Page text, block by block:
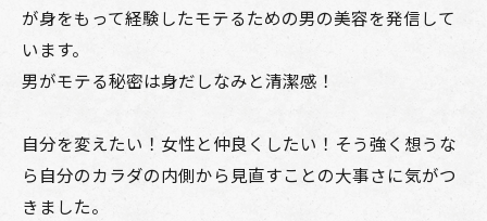
が身をもって経験したモテるための男の美容を発信して
います。
男がモテる秘密は身だしなみと清潔感！
自分を変えたい！女性と仲良くしたい！そう強く想うな
ら自分のカラダの内側から見直すことの大事さに気がつ
きました。